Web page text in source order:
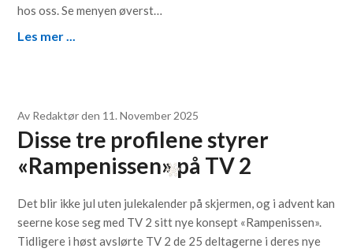
hos oss. Se menyen øverst…
Les mer ...
Av Redaktørden 11. November 2025
Disse tre profilene styrer
«Rampenissen» på TV 2
Det blir ikke jul uten julekalender på skjermen, og i advent kan
seerne kose seg med TV 2 sitt nye konsept «Rampenissen».
Tidligere i høst avslørte TV 2 de 25 deltagerne i deres nye